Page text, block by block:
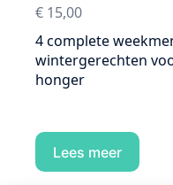
€ 15,00
4 complete
wintergerechten
honger
Lees meer